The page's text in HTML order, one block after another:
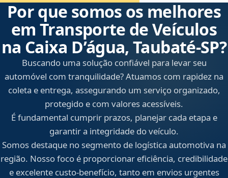
Por que somos os melhores
em Transporte de Veículos
na Caixa D’água, Taubaté‑SP?
Buscando uma solução confiável para levar seu
automóvel com tranquilidade? Atuamos com rapidez na
coleta e entrega, assegurando um serviço organizado,
protegido e com valores acessíveis.
É fundamental cumprir prazos, planejar cada etapa e
garantir a integridade do veículo.
Somos destaque no segmento de logística automotiva na
região. Nosso foco é proporcionar eficiência, credibilidade
e excelente custo-benefício, tanto em envios urgentes